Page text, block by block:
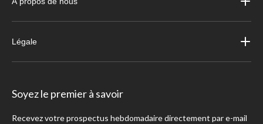
Légale
Soyez le premier à savoir
Recevez votre prospectus hebdomadaire directement par e-mail